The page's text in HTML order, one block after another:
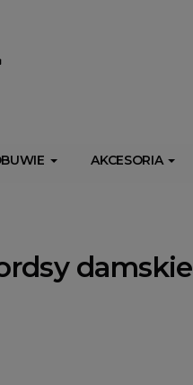
AKCESORIA
damskie